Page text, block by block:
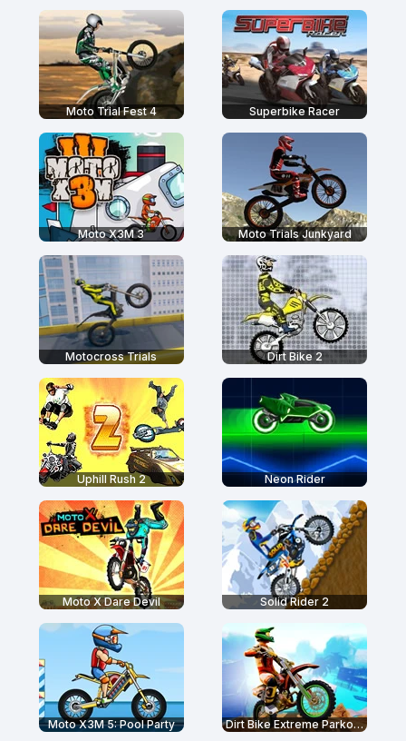
Moto Trial Fest 4 Superbike Racer
Moto X3M 3 Moto Trials Junkyard
Motocross Trials Dirt Bike 2
Uphill Rush 2 Neon Rider
Moto X Dare Devil Solid Rider 2
Moto X3M 5: Pool Party Dirt Bike Extreme Parkour